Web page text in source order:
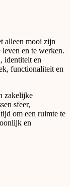
alleen mooi zijn
en te werken.
identiteit en
functionaliteit en
zakelijke
sfeer,
om een ruimte te
en